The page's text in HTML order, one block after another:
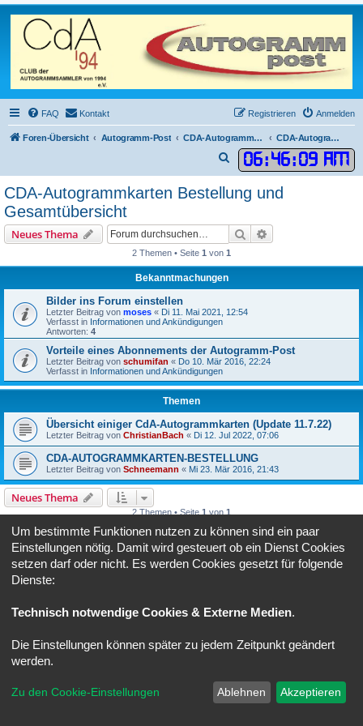
FAQ Kontakt Anmelden
Registrieren
Foren-Übersicht Autogramm-Post CDA-Autogrammkarten CDA-Autogrammkarten Bestellung und Gesamtübersicht
06:46:09 AM
u
c
e
CDA-Autogrammkarten Bestellung und
Gesamtübersicht
Neues Thema Suche
2 Themen • Seite 1 von 1
Bekanntmachungen
Bilder ins Forum einstellen
Letzter Beitrag von moses « Di 11. Mai 2021, 12:54
Verfasst in Informationen und Ankündigungen
Antworten: 4
Vorteile eines Abonnements der Autogramm-Post
Letzter Beitrag von schumifan « Do 10. Mär 2016, 22:24
Verfasst in Informationen und Ankündigungen
Themen
Übersicht einiger CdA-Autogrammkarten (Update 11.7.22)
Letzter Beitrag von ChristianBach « Di 12. Jul 2022, 07:06
CDA-AUTOGRAMMKARTEN-BESTELLUNG
Letzter Beitrag von Schneemann « Mi 23. Mär 2016, 21:43
Neues Thema
2 Themen • Seite 1 von 1
Gehe zu
BERECHTIGUNGEN IN DIESEM FORUM
Du darfst deine Beiträge in diesem Forumnicht ändern.
Foren-Übersicht Alle Zeiten sindUTC+02:00
Deutsche Übersetzung durchphpBB.de
Nutzungsbedingungen
Um bestimmte Funktionen nutzen zu können sind ein paar
Einstellungen nötig. Damit wird gesteuert ob ein Dienst Cookies
setzen darf oder nicht. Es werden Cookies gesetzt für folgende
Dienste:
Technisch notwendige Cookies & Externe Medien.
Die Einstellungen können später zu jedem Zeitpunkt geändert
werden.
Zu den Cookie-Einstellungen Ablehnen Akzeptieren